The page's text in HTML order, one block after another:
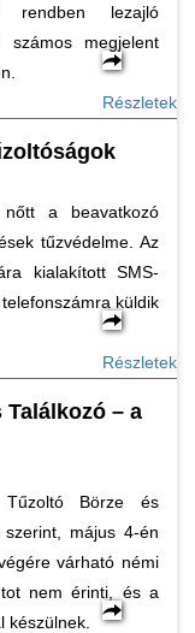
rendben lezajló
számos megjelent
Részletek
a beavatkozó
tűzvédelme. Az
kialakított SMS-
küldik
Részletek
– a
Börze és
május 4-én
várható némi
nem érinti, és a
készülnek.